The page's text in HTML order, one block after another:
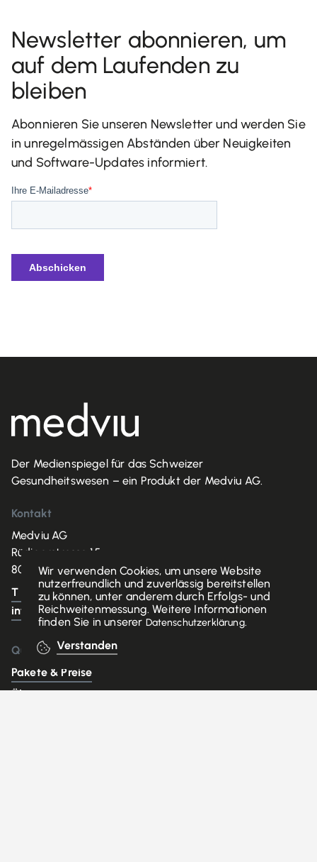
Newsletter abonnieren, um
auf dem Laufenden zu
bleiben
Abonnieren Sie unseren Newsletter und werden Sie
in unregelmässigen Abständen über Neuigkeiten
und Software-Updates informiert.
Der Medienspiegel für das Schweizer
Gesundheitswesen – ein Produkt der Medviu AG.
Kontakt
Medviu AG
Rüdigerstrasse 15
8045 Zürich
T +41 71 330 03 75
info@medviu.ch
Quicklinks
Pakete & Preise
Über uns
Wir verwenden Cookies, um unsere Website
nutzerfreundlich und zuverlässig bereitstellen
zu können, unter anderem durch Erfolgs- und
Reichweitenmessung. Weitere Informationen
finden Sie in unserer Datenschutzerklärung.
Verstanden